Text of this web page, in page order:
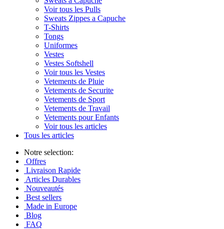
Voir tous les Pulls
Sweats Zippes a Capuche
T-Shirts
Tongs
Uniformes
Vestes
Vestes Softshell
Voir tous les Vestes
Vetements de Pluie
Vetements de Securite
Vetements de Sport
Vetements de Travail
Vetements pour Enfants
Voir tous les articles
Tous les articles
Notre selection:
Offres
Livraison Rapide
Articles Durables
Nouveautés
Best sellers
Made in Europe
Blog
FAQ